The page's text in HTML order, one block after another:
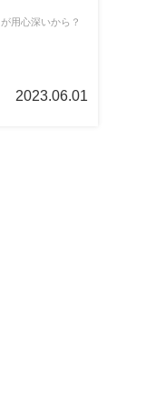
用心深いから？
2023.06.01